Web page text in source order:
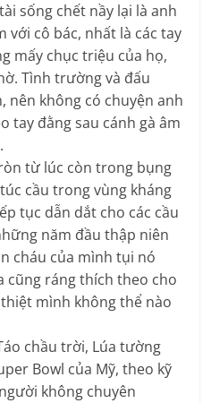
sống chết nầy lại là anh
với cô bác, nhất là các tay
mấy chục triệu của họ,
Tình trường và đấu
nên không có chuyện anh
tay đằng sau cánh gà âm
từ lúc còn trong bụng
cầu trong vùng kháng
tục dẫn dắt cho các cầu
năm đầu thập niên
cháu của mình tụi nó
cũng ráng thích theo cho
mình không thể nào
chầu trời, Lúa tường
Bowl của Mỹ, theo kỹ
không chuyên